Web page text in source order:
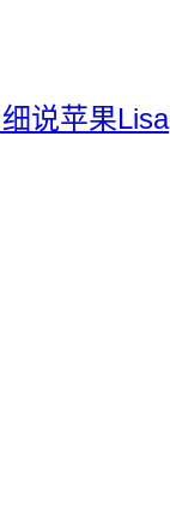
说苹果Lisa